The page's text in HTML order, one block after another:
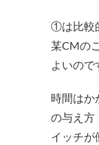
①は比較
某CMの
よいので
時間はか
の与え方
イッチが